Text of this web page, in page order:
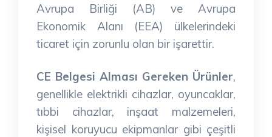
Avrupa Birliği (AB) ve Avrupa
Ekonomik Alanı (EEA) ülkelerindeki
ticaret için zorunlu olan bir işarettir.
CE Belgesi Alması Gereken Ürünler,
genellikle elektrikli cihazlar, oyuncaklar,
tıbbi cihazlar, inşaat malzemeleri,
kişisel koruyucu ekipmanlar gibi çeşitli